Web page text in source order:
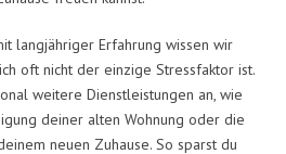
langjähriger Erfahrung wissen wir
oft nicht der einzige Stressfaktor ist.
weitere Dienstleistungen an, wie
deiner alten Wohnung oder die
neuen Zuhause. So sparst du